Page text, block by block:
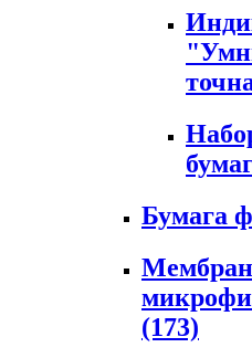
Бумага
(173)